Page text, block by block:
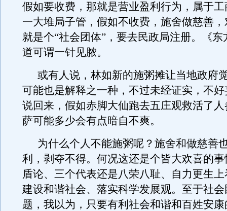
假如要收费，那就是营业盈利行为，属于
一大堆局子管，假如不收费，施舍做慈善
就是个“社会团体”，要去民政局注册。《
道可谓一针见脓。
或有人说，林如新的施粥摊让当地政府
可能也是解释之一种，不过未经证实，不
说回来，假如赤脚大仙跑去五庄观救活了
萨可能多少会有点暗自不爽。
为什么个人不能施粥呢？施舍和做慈善
利，剥夺不得。何况这还是个皆大欢喜的
盾论、三个代表还是八荣八耻、自力更生
建设和谐社会、落实科学发展观。至于社
题，我以为，只要有利社会和谐和百姓安